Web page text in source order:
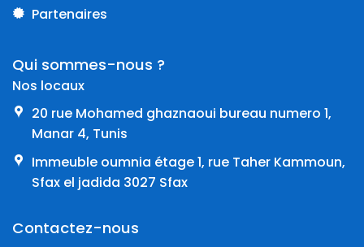
Partenaires
Qui sommes-nous ?
Nos locaux
20 rue Mohamed ghaznaoui bureau numero 1,
Manar 4, Tunis
Immeuble oumnia étage 1, rue Taher Kammoun,
Sfax el jadida 3027 Sfax
Contactez-nous